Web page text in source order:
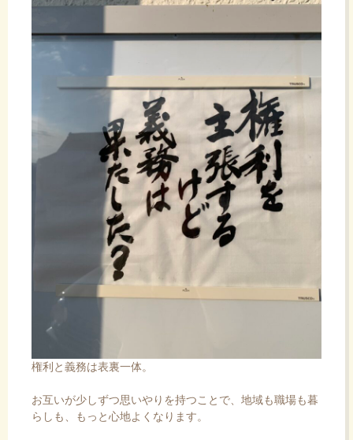
権利と義務は表裏一体。
お互いが少しずつ思いやりを持つことで、地域も職場も暮
らしも、もっと心地よくなります。